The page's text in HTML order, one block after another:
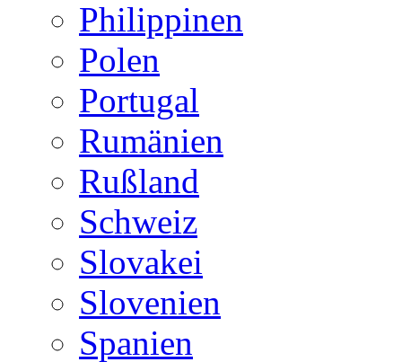
Philippinen
Polen
Portugal
Rumänien
Rußland
Schweiz
Slovakei
Slovenien
Spanien